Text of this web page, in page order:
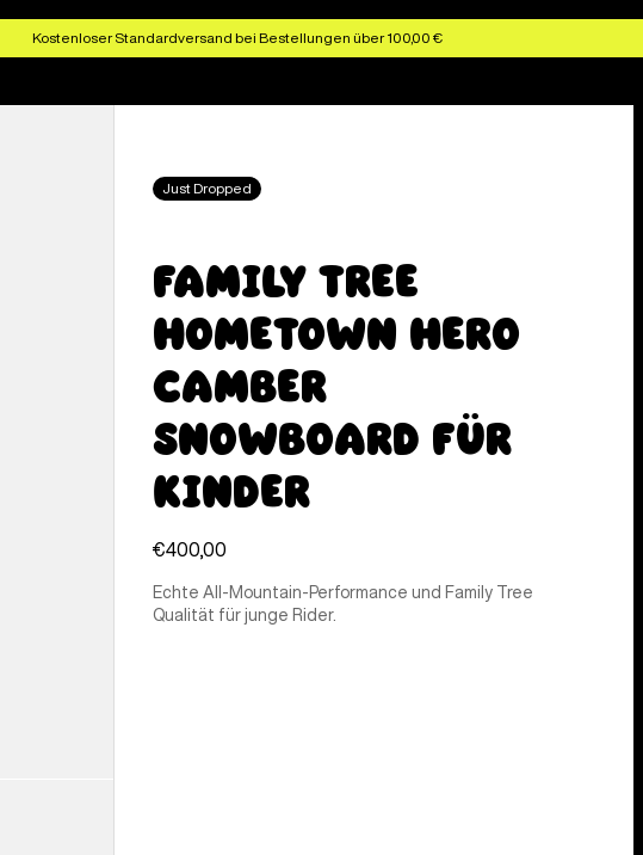
Kostenloser Standardversand bei Bestellungen über 100,00 €
Just Dropped
Family Tree
Hometown Hero
Camber
Snowboard für
Kinder
€400,00
Echte All-Mountain-Performance und Family Tree
Qualität für junge Rider.